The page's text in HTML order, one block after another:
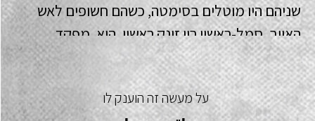
שניהם היו מוטלים בסימטה, כשהם חשופים לאש
האויב. סמל-ראשון רון זינק ראשון. הוא, מפקד
המחלקה וחייל נוסף חילצו את הנפגעים בעודם
תחת אש. במהלך החילוץ נפגע מפקד המחלקה.
סמל ראשון רון תפס את הפיקוד על הכוח, המשיך
על מעשה זה הוענק לו